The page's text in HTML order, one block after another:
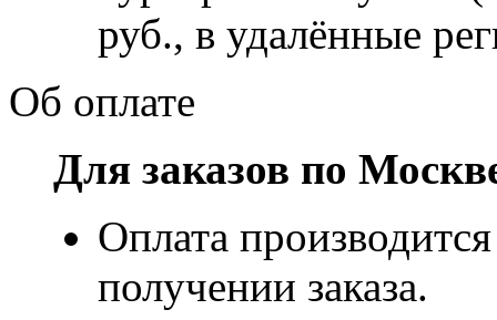
руб., в удалённые
Об оплате
Для заказов по
Оплата
получении заказа.